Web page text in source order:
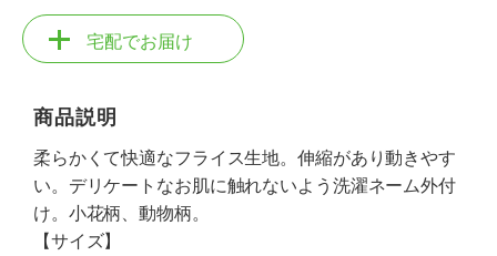
宅配でお届け
商品説明
柔らかくて快適なフライス生地。伸縮があり動きやす
い。デリケートなお肌に触れないよう洗濯ネーム外付
け。小花柄、動物柄。
【サイズ】